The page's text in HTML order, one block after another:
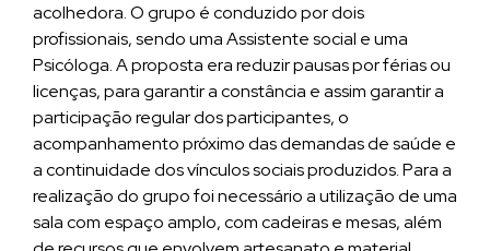
acolhedora. O grupo é conduzido por dois
profissionais, sendo uma Assistente social e uma
Psicóloga. A proposta era reduzir pausas por férias ou
licenças, para garantir a constância e assim garantir a
participação regular dos participantes, o
acompanhamento próximo das demandas de saúde e
a continuidade dos vínculos sociais produzidos. Para a
realização do grupo foi necessário a utilização de uma
sala com espaço amplo, com cadeiras e mesas, além